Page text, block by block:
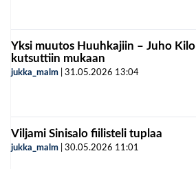
Yksi muutos Huuhkajiin – Juho Kilo
kutsuttiin mukaan
jukka_malm 31.05.2026 13:04
Viljami Sinisalo fiilisteli tuplaa
jukka_malm 30.05.2026 11:01